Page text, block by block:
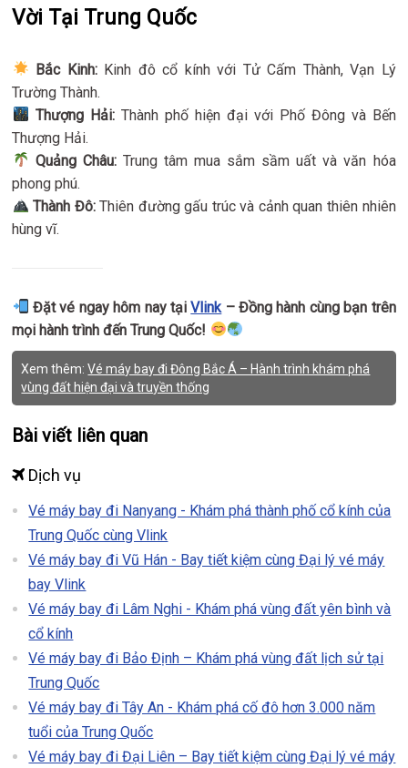
Vời Tại Trung Quốc
Bắc Kinh:Kinh đô cổ kính với Tử Cấm Thành, Vạn Lý
Trường Thành.
Thượng Hải:Thành phố hiện đại với Phố Đông và Bến
Thượng Hải.
Quảng Châu:Trung tâm mua sắm sầm uất và văn hóa
phong phú.
Thành Đô:Thiên đường gấu trúc và cảnh quan thiên nhiên
hùng vĩ.
Đặt vé ngay hôm nay tạiVlink – Đồng hành cùng bạn trên
mọi hành trình đến Trung Quốc!
Xem thêm:Vé máy bay đi Đông Bắc Á – Hành trình khám phá
vùng đất hiện đại và truyền thống
Bài viết liên quan
Dịch vụ
Vé máy bay đi Nanyang - Khám phá thành phố cổ kính của
Trung Quốc cùng Vlink
Vé máy bay đi Vũ Hán - Bay tiết kiệm cùng Đại lý vé máy
bay Vlink
Vé máy bay đi Lâm Nghi - Khám phá vùng đất yên bình và
cổ kính
Vé máy bay đi Bảo Định – Khám phá vùng đất lịch sử tại
Trung Quốc
Vé máy bay đi Tây An - Khám phá cố đô hơn 3.000 năm
tuổi của Trung Quốc
Vé máy bay đi Đại Liên – Bay tiết kiệm cùng Đại lý vé máy